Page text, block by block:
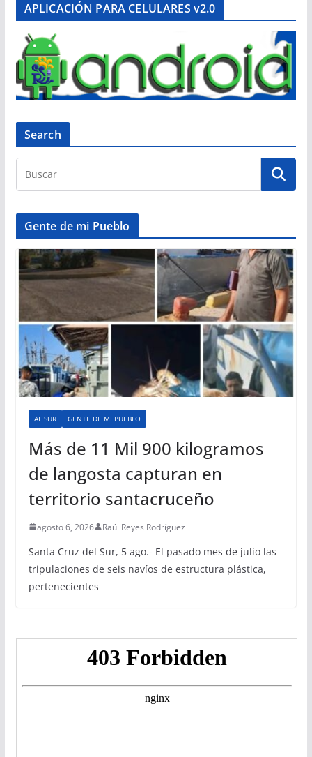
APLICACIÓN PARA CELULARES v2.0
Search
Gente de mi Pueblo
AL SUR GENTE DE MI PUEBLO
Más de 11 Mil 900 kilogramos
de langosta capturan en
territorio santacruceño
agosto 6, 2026 Raúl Reyes Rodríguez
Santa Cruz del Sur, 5 ago.- El pasado mes de julio las
tripulaciones de seis navíos de estructura plástica,
pertenecientes